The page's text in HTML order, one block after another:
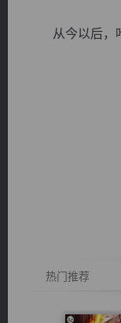
从今以后，叶
热门推荐